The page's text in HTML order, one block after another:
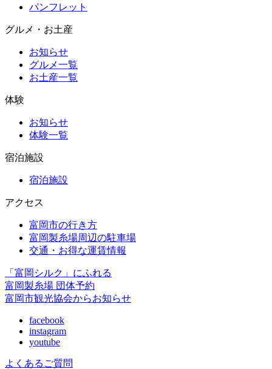
パンフレット
グルメ・お土産
お知らせ
グルメ一覧
お土産一覧
体験
お知らせ
体験一覧
宿泊施設
宿泊施設
アクセス
富岡市の行き方
富岡製糸場周辺の駐車場
交通・お得な運賃情報
「富岡シルク」にふれる
富岡製糸場 団体予約
富岡市観光協会からお知らせ
facebook
instagram
youtube
よくあるご質問